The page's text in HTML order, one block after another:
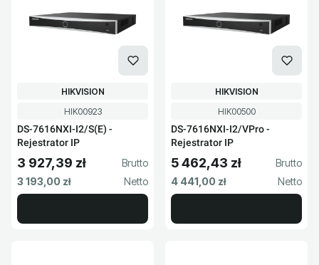
Kod produktu
HIK00923
DS-7616NXI-I2/S(E) -
Rejestrator IP
PRODUCENT
HIKVISION
Cena brutto
3 927,39 zł
Cena netto
3 193,00 zł
Kod produktu
HIK00500
DS-7616NXI-I2/VPro -
Rejestrator IP
PRODUCENT
HIKVISION
Cena brutto
5 462,43 zł
Cena netto
4 441,00 zł